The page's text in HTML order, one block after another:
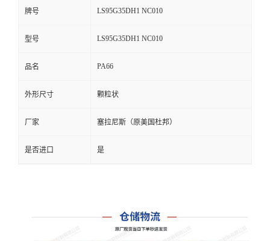
牌号 LS95G35DH1 NC010
型号 LS95G35DH1 NC010
品名 PA66
外形尺寸 颗粒状
厂家 塞拉尼斯（原美国杜邦）
是否进口 是